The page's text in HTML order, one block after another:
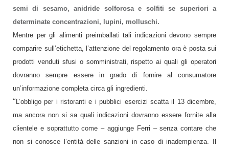
semi di sesamo, anidride solforosa e solfiti se superiori a
determinate concentrazioni, lupini, molluschi.
Mentre per gli alimenti preimballati tali indicazioni devono sempre
comparire sull’etichetta, l’attenzione del regolamento ora è posta sui
prodotti venduti sfusi o somministrati, rispetto ai quali gli operatori
dovranno sempre essere in grado di fornire al consumatore
un’informazione completa circa gli ingredienti.
“L’obbligo per i ristoranti e i pubblici esercizi scatta il 13 dicembre,
ma ancora non si sa quali indicazioni dovranno essere fornite alla
clientele e soprattutto come – aggiunge Ferri – senza contare che
non si conosce l’entità delle sanzioni in caso di inadempienza. Il